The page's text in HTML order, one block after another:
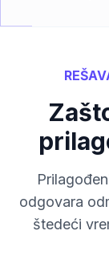
odgovara
štedeći